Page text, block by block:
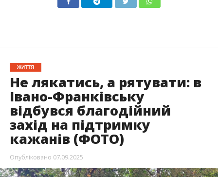
ЖИТТЯ
Не лякатись, а рятувати: в
Івано-Франківську
відбувся благодійний
захід на підтримку
кажанів (ФОТО)
Опубліковано 07.09.2025